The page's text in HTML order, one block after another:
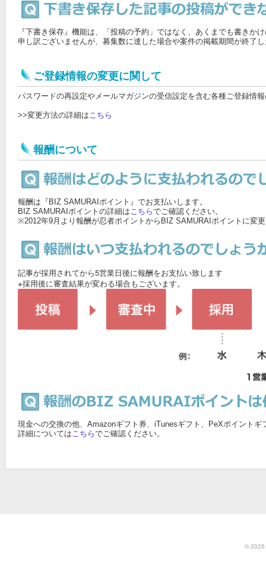
『下書き保存』機能は、「投稿の予約」ではなく、あくまでも書きか
申し訳ございませんが、募集数に達した場合や案件の掲載期間が終了
ご登録情報の変更に関して
パスワードの再設定やメールマガジンの受信設定を含む各種ご登録情
>>変更方法の詳細はこちら
報酬について
報酬は『BIZ SAMURAIポイント』でお支払いします。
BIZ SAMURAIポイントの詳細はこちらでご確認ください。
※2012年9月より報酬が忍者ポイントからBIZ SAMURAIポイントに変
記事が採用されてから5営業日後に報酬をお支払い致します
※採用後に審査結果が変わる場合もございます。
現金への交換の他、Amazonギフト券、iTunesギフト、PeXポイントギ
詳細については こちらでご確認ください。
© 2026